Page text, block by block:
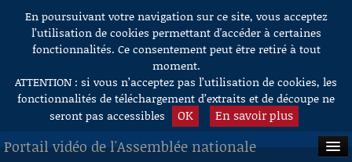
Aller au contenu
En poursuivant votre navigation sur ce site, vous acceptez
l’utilisation de cookies permettant d'accéder à certaines
fonctionnalités. Ce consentement peut être retiré à tout
moment.
ATTENTION : si vous n’acceptez pas l’utilisation de cookies, les
fonctionnalités de téléchargement d’extraits et de découpe ne
seront pas accessibles
OK En savoir plus
Portail vidéo de l'Assemblée nationale